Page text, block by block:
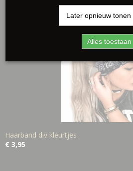
Ook interessant
Haarband div kleurtjes
€ 3,95
Later opnieuw tonen
Alles toestaan